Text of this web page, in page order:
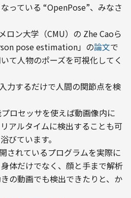
っている “OpenPose”、みなさ
ロン大学（CMU）の Zhe Caoら
pose estimation」の論文で
て人物のポーズを可視化してく
力するだけで人間の関節点を検
ロセッサを使えば動画像内に
アルタイムに検出することも可
びています。
されているプログラムを実際に
体だけでなく、顔と手まで解析
の動画でも検出できたりと、か